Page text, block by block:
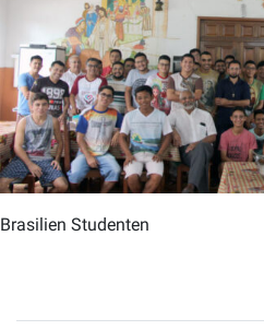
Brasilien Studenten